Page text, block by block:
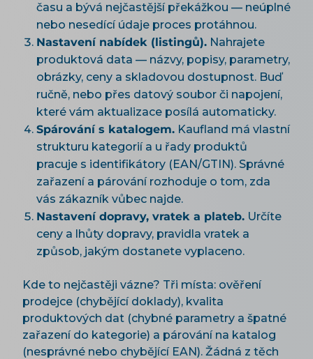
času a bývá nejčastější překážkou — neúplné
nebo nesedící údaje proces protáhnou.
Nastavení nabídek (listingů). Nahrajete
produktová data — názvy, popisy, parametry,
obrázky, ceny a skladovou dostupnost. Buď
ručně, nebo přes datový soubor či napojení,
které vám aktualizace posílá automaticky.
Spárování s katalogem. Kaufland má vlastní
strukturu kategorií a u řady produktů
pracuje s identifikátory (EAN/GTIN). Správné
zařazení a párování rozhoduje o tom, zda
vás zákazník vůbec najde.
Nastavení dopravy, vratek a plateb. Určíte
ceny a lhůty dopravy, pravidla vratek a
způsob, jakým dostanete vyplaceno.
Kde to nejčastěji vázne? Tři místa: ověření
prodejce (chybějící doklady), kvalita
produktových dat (chybné parametry a špatné
zařazení do kategorie) a párování na katalog
(nesprávné nebo chybějící EAN). Žádná z těch